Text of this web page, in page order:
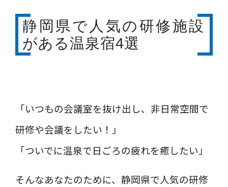
静岡県で人気の研修施設
がある温泉宿4選
「いつもの会議室を抜け出し、非日常空間で
研修や会議をしたい！」
「ついでに温泉で日ごろの疲れを癒したい」
そんなあなたのために、静岡県で人気の研修